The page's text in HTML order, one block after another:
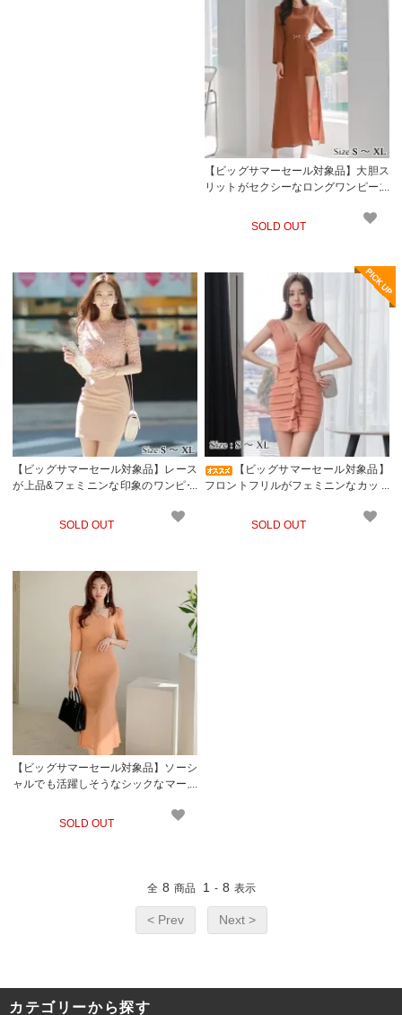
【ビッグサマーセール対象品】大胆ス
リットがセクシーなロングワンピース
SOLD OUT
【ビッグサマーセール対象品】レース
が上品&フェミニンな印象のワンピー
SOLD OUT
【ビッグサマーセール対象品】
フロントフリルがフェミニンなカット
RETDRESS)
SOLD OUT
【ビッグサマーセール対象品】ソーシ
ャルでも活躍しそうなシックなマーメ
レス・CABARETDRESS)
SOLD OUT
全 8 商品 1 - 8 表示
< Prev Next >
カテゴリーから探す